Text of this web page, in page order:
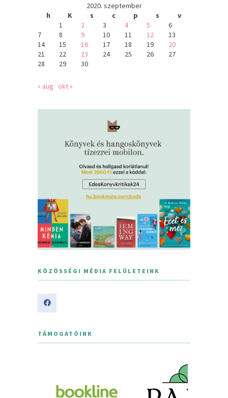
2020. szeptember
h
K s c p s
v
1
2 3 4 5
6
7
8 9 10 11 12
13
14
15 16 17 18 19
20
21
22 23 24 25 26
27
28
29 30
« aug okt »
KÖZÖSSÉGI MÉDIA FELÜLETEINK
TÁMOGATÓINK